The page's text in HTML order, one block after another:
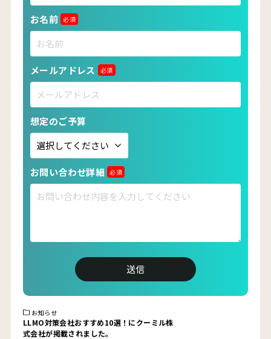
お名前 必須
メールアドレス 必須
想定のご予算
お問い合わせ詳細 必須
お知らせ
LLMO対策会社おすすめ10選！にクーミル株
式会社が掲載されました。